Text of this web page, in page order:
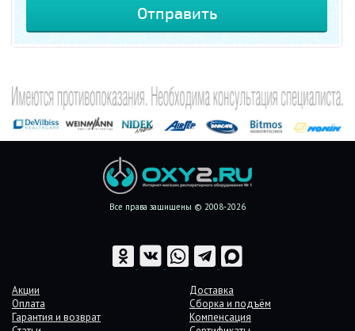
Все права защищены © 2008-2026
Акции
Доставка
Оплата
Сборка и подъём
Гарантия и возврат
Компенсация